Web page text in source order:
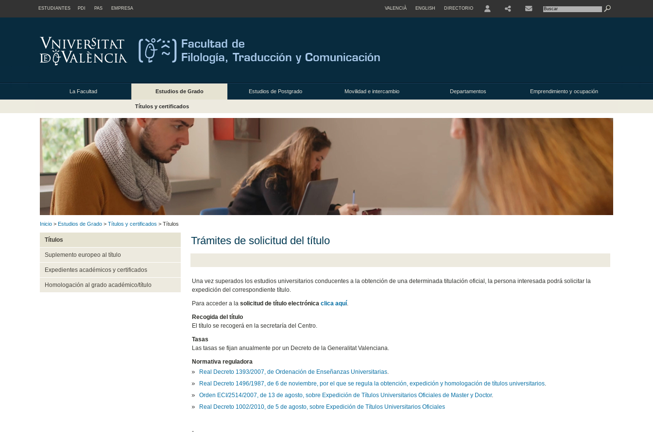
ESTUDIANTES PDI PAS EMPRESA VALENCIÀ ENGLISH DIRECTORIO
La Facultad Estudios de Grado Estudios de Postgrado Movilidad e intercambio Departamentos Emprendimiento y ocupación
Títulos y certificados
Inicio > Estudios de Grado > Títulos y certificados > Títulos
Títulos
Suplemento europeo al título
Expedientes académicos y certificados
Homologación al grado académico/título
Trámites de solicitud del título
Una vez superados los estudios universitarios conducentes a la obtención de una determinada titulación oficial, la persona interesada podrá solicitar la
expedición del correspondiente título.
Para acceder a la solicitud de título electrónica clica aquí.
Recogida del título
El título se recogerá en la secretaría del Centro.
Tasas
Las tasas se fijan anualmente por un Decreto de la Generalitat Valenciana.
Normativa reguladora
Real Decreto 1393/2007, de Ordenación de Enseñanzas Universitarias.
Real Decreto 1496/1987, de 6 de noviembre, por el que se regula la obtención, expedición y homologación de títulos universitarios.
Orden ECI/2514/2007, de 13 de agosto, sobre Expedición de Títulos Universitarios Oficiales de Master y Doctor.
Real Decreto 1002/2010, de 5 de agosto, sobre Expedición de Títulos Universitarios Oficiales
-